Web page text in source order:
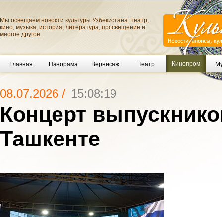
Мы освещаем новости культуры Узбекистана: театр,
кино, музыка, история, литература, просвещение и
многое другое.
Главная Панорама Вернисаж Театр Кинопром
08.07.2026 / 15:08:19
Концерт
Ташкенте